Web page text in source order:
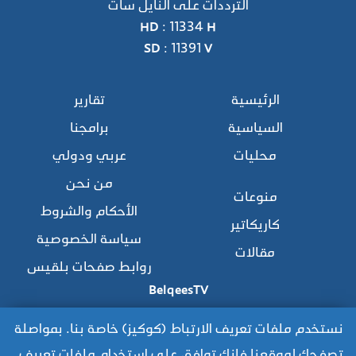
نستخدم ملفات تعريف الارتباط (كوكيز) خاصة بنا. بمواصلة
الترددات على النايل سات
HD : 11334 H
SD : 11391 V
الرئيسية
السياسية
محليات
تقارير
برامجنا
عربي ودولي
منوعات
كاريكاتير
مقالات
من نحن
الأحكام والشروط
سياسة الخصوصية
روابط صفحات بلقيس
BelqeesTV